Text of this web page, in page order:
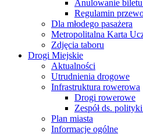
Anulowanie
Regulamin
Dla młodego pasażera
Metropolitalna Karta
Zdjęcia taboru
Drogi Miejskie
Aktualności
Utrudnienia drogowe
Infrastruktura rowerowa
Drogi rowerowe
Zespół ds.
Plan miasta
Informacje ogólne